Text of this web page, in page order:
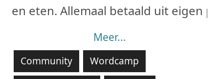
en eten. Allemaal betaald uit eigen
Meer...
Community
Wordcamp